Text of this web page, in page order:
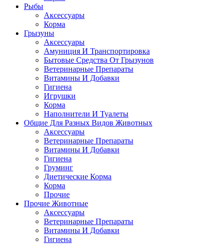
Рыбы
Аксессуары
Корма
Грызуны
Аксессуары
Амуниция И Транспортировка
Бытовые Средства От Грызунов
Ветеринарные Препараты
Витамины И Добавки
Гигиена
Игрушки
Корма
Наполнители И Туалеты
Общие Для Разных Видов Животных
Аксессуары
Ветеринарные Препараты
Витамины И Добавки
Гигиена
Груминг
Диетические Корма
Корма
Прочие
Прочие Животные
Аксессуары
Ветеринарные Препараты
Витамины И Добавки
Гигиена